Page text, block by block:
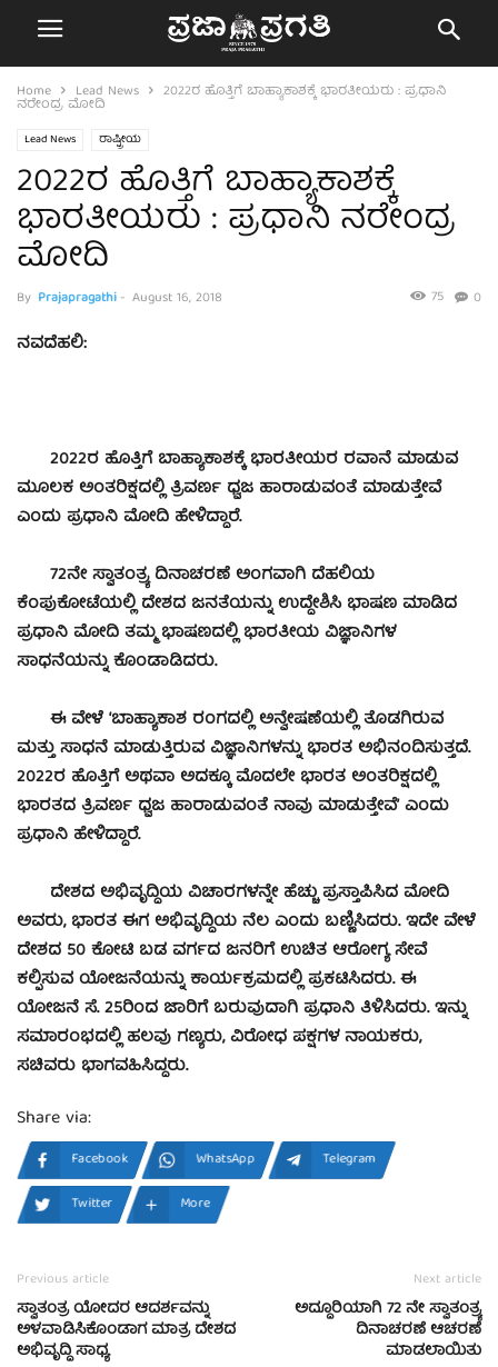
Home Lead News 2022ರ ಹೊತ್ತಿಗೆ ಬಾಹ್ಯಾಕಾಶಕ್ಕೆ ಭಾರತೀಯರು : ಪ್ರಧಾನಿ
ನರೇಂದ್ರ ಮೋದಿ
Lead News ರಾಷ್ಟ್ರೀಯ
2022ರ ಹೊತ್ತಿಗೆ ಬಾಹ್ಯಾಕಾಶಕ್ಕೆ
ಭಾರತೀಯರು : ಪ್ರಧಾನಿ ನರೇಂದ್ರ
ಮೋದಿ
By Prajapragathi- August 16, 2018 0
75
ನವದೆಹಲಿ:
2022ರ ಹೊತ್ತಿಗೆ ಬಾಹ್ಯಾಕಾಶಕ್ಕೆ ಭಾರತೀಯರ ರವಾನೆ ಮಾಡುವ
ಮೂಲಕ ಅಂತರಿಕ್ಷದಲ್ಲಿ ತ್ರಿವರ್ಣ ಧ್ವಜ ಹಾರಾಡುವಂತೆ ಮಾಡುತ್ತೇವೆ
ಎಂದು ಪ್ರಧಾನಿ ಮೋದಿ ಹೇಳಿದ್ದಾರೆ.
72ನೇ ಸ್ವಾತಂತ್ರ್ಯ ದಿನಾಚರಣೆ ಅಂಗವಾಗಿ ದೆಹಲಿಯ
ಕೆಂಪುಕೋಟೆಯಲ್ಲಿ ದೇಶದ ಜನತೆಯನ್ನು ಉದ್ದೇಶಿಸಿ ಭಾಷಣ ಮಾಡಿದ
ಪ್ರಧಾನಿ ಮೋದಿ ತಮ್ಮ ಭಾಷಣದಲ್ಲಿ ಭಾರತೀಯ ವಿಜ್ಞಾನಿಗಳ
ಸಾಧನೆಯನ್ನು ಕೊಂಡಾಡಿದರು.
ಈ ವೇಳೆ ‘ಬಾಹ್ಯಾಕಾಶ ರಂಗದಲ್ಲಿ ಅನ್ವೇಷಣೆಯಲ್ಲಿ ತೊಡಗಿರುವ
ಮತ್ತು ಸಾಧನೆ ಮಾಡುತ್ತಿರುವ ವಿಜ್ಞಾನಿಗಳನ್ನು ಭಾರತ ಅಭಿನಂದಿಸುತ್ತದೆ.
2022ರ ಹೊತ್ತಿಗೆ ಅಥವಾ ಅದಕ್ಕೂ ಮೊದಲೇ ಭಾರತ ಅಂತರಿಕ್ಷದಲ್ಲಿ
ಭಾರತದ ತ್ರಿವರ್ಣ ಧ್ವಜ ಹಾರಾಡುವಂತೆ ನಾವು ಮಾಡುತ್ತೇವೆ’ ಎಂದು
ಪ್ರಧಾನಿ ಹೇಳಿದ್ದಾರೆ.
ದೇಶದ ಅಭಿವೃದ್ಧಿಯ ವಿಚಾರಗಳನ್ನೇ ಹೆಚ್ಚು ಪ್ರಸ್ತಾಪಿಸಿದ ಮೋದಿ
ಅವರು, ಭಾರತ ಈಗ ಅಭಿವೃದ್ಧಿಯ ನೆಲ ಎಂದು ಬಣ್ಣಿಸಿದರು. ಇದೇ ವೇಳೆ
ದೇಶದ 50 ಕೋಟಿ ಬಡ ವರ್ಗದ ಜನರಿಗೆ ಉಚಿತ ಆರೋಗ್ಯ ಸೇವೆ
ಕಲ್ಪಿಸುವ ಯೋಜನೆಯನ್ನು ಕಾರ್ಯಕ್ರಮದಲ್ಲಿ ಪ್ರಕಟಿಸಿದರು. ಈ
ಯೋಜನೆ ಸೆ. 25ರಿಂದ ಜಾರಿಗೆ ಬರುವುದಾಗಿ ಪ್ರಧಾನಿ ತಿಳಿಸಿದರು.ಇನ್ನು
ಸಮಾರಂಭದಲ್ಲಿ ಹಲವು ಗಣ್ಯರು, ವಿರೋಧ ಪಕ್ಷಗಳ ನಾಯಕರು,
ಸಚಿವರು ಭಾಗವಹಿಸಿದ್ದರು.
Share via:
Facebook WhatsApp
Telegram
Twitter
More
Previous article
ಸ್ವಾತಂತ್ರ ಯೋದರ ಆದರ್ಶವನ್ನು
ಅಳವಾಡಿಸಿಕೊಂಡಾಗ ಮಾತ್ರ ದೇಶದ
ಅಭಿವೃದ್ದಿ ಸಾಧ್ಯ
Next article
ಅದ್ದೂರಿಯಾಗಿ 72 ನೇ ಸ್ವಾತಂತ್ರ್ಯ
ದಿನಾಚರಣೆ ಆಚರಣೆ
ಮಾಡಲಾಯಿತು